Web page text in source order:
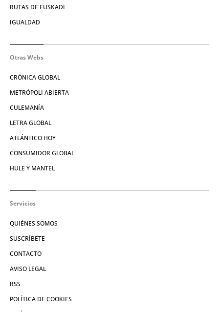
RUTAS DE EUSKADI
IGUALDAD
Otras Webs
CRÓNICA GLOBAL
METRÓPOLI ABIERTA
CULEMANÍA
LETRA GLOBAL
ATLÁNTICO HOY
CONSUMIDOR GLOBAL
HULE Y MANTEL
Servicios
QUIÉNES SOMOS
SUSCRÍBETE
CONTACTO
AVISO LEGAL
RSS
POLÍTICA DE COOKIES